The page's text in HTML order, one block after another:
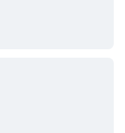
Populares